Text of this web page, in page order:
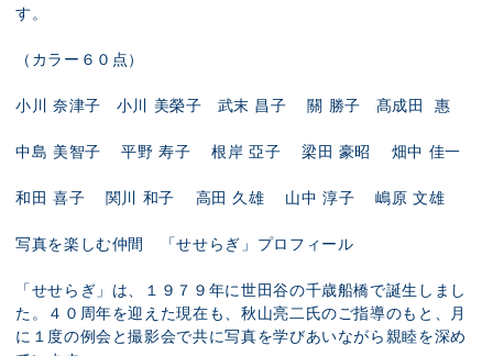
す。
（カラー６０点）
小川 奈津子 小川 美榮子 武末 昌子 關 勝子 髙成田 惠
中島 美智子 平野 寿子 根岸 亞子 梁田 豪昭 畑中 佳一
和田 喜子 関川 和子 高田 久雄 山中 淳子 嶋原 文雄
写真を楽しむ仲間 「せせらぎ」プロフィール
「せせらぎ」は、１９７９年に世田谷の千歳船橋で誕生しまし
た。４０周年を迎えた現在も、秋山亮二氏のご指導のもと、月
に１度の例会と撮影会で共に写真を学びあいながら親睦を深め